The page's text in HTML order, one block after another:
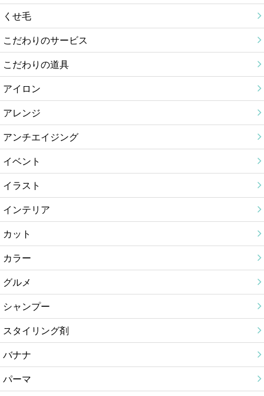
くせ毛
こだわりのサービス
こだわりの道具
アイロン
アレンジ
アンチエイジング
イベント
イラスト
インテリア
カット
カラー
グルメ
シャンプー
スタイリング剤
バナナ
パーマ